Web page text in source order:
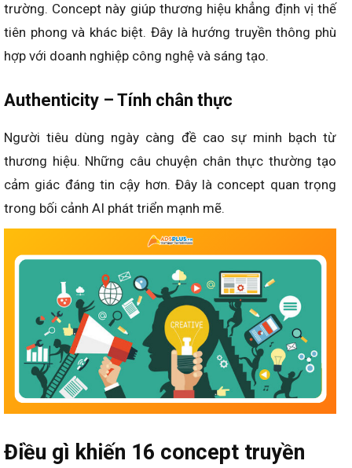
trường. Concept này giúp thương hiệu khẳng định vị thế
tiên phong và khác biệt. Đây là hướng truyền thông phù
hợp với doanh nghiệp công nghệ và sáng tạo.
Authenticity – Tính chân thực
Người tiêu dùng ngày càng đề cao sự minh bạch từ
thương hiệu. Những câu chuyện chân thực thường tạo
cảm giác đáng tin cậy hơn. Đây là concept quan trọng
trong bối cảnh AI phát triển mạnh mẽ.
Điều gì khiến 16 concept truyền